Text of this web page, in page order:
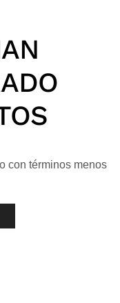
con términos menos